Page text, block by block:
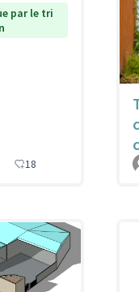
par le tri
18